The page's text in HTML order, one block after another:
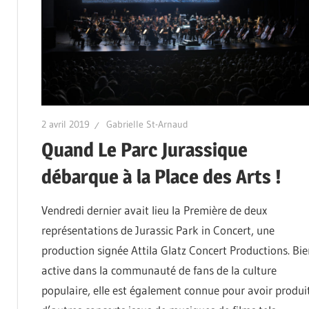
2 avril 2019 Gabrielle St-Arnaud
Quand Le Parc Jurassique
débarque à la Place des Arts !
Vendredi dernier avait lieu la Première de deux
représentations de Jurassic Park in Concert, une
production signée Attila Glatz Concert Productions.
active dans la communauté de fans de la culture
populaire, elle est également connue pour avoir